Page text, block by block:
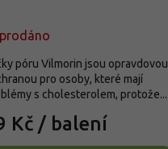
Kč / balení
póru Vilmorin jsou opravdovou
pro osoby, které mají
s cholesterolem, protože...